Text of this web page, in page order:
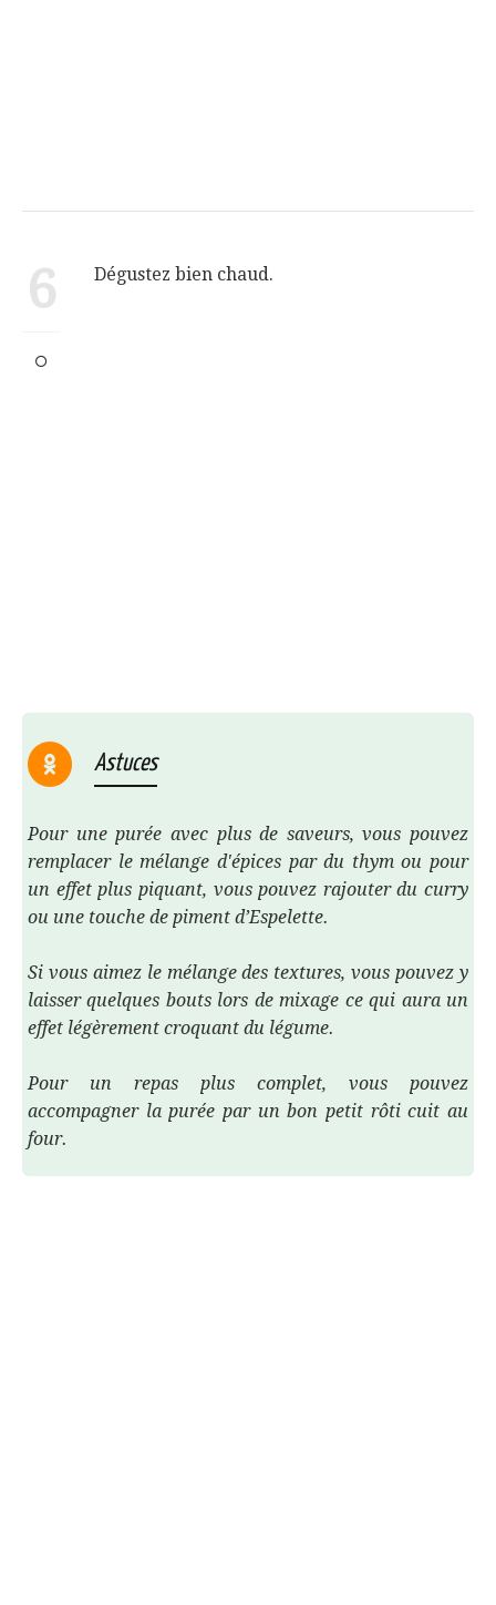
6 Dégustez bien chaud.
Astuces
Pour une purée avec plus de saveurs, vous pouvez
remplacer le mélange d'épices par du thym ou pour
un effet plus piquant, vous pouvez rajouter du curry
ou une touche de piment d’Espelette.
Si vous aimez le mélange des textures, vous pouvez y
laisser quelques bouts lors de mixage ce qui aura un
effet légèrement croquant du légume.
Pour un repas plus complet, vous pouvez
accompagner la purée par un bon petit rôti cuit au
four.